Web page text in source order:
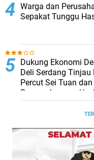
Warga dan
Sepakat Tunggu
Dukung Ekonomi
Deli Serdang Tinjau
Percut Sei Tuan
Pengembangan